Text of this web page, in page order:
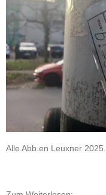
Alle Abb.en Leuxner 2025.